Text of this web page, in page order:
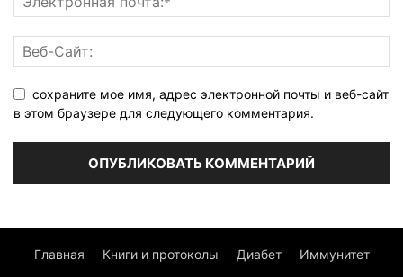
сохраните мое имя, адрес электронной почты и веб-сайт
в этом браузере для следующего комментария.
Главная Книги и протоколы Диабет Иммунитет